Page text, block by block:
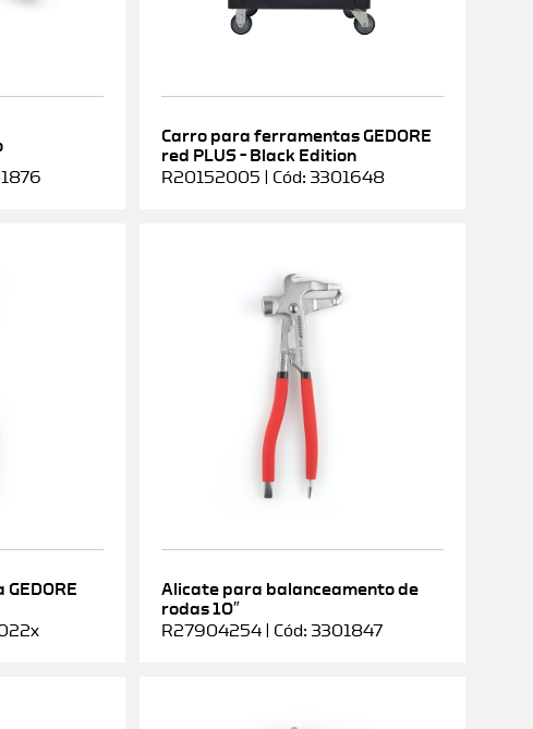
Carro para ferramentas GEDORE
red PLUS – Black Edition
R20152005 | Cód: 3301648
Alicate para balanceamento de
rodas 10″
R27904254 | Cód: 3301847